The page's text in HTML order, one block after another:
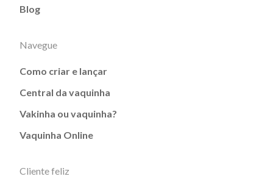
Blog
Navegue
Como criar e lançar
Central da vaquinha
Vakinha ou vaquinha?
Vaquinha Online
Cliente feliz